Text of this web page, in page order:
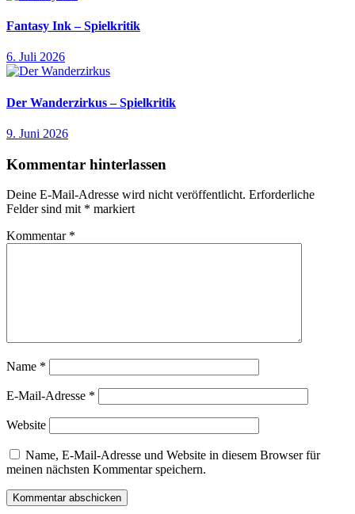
Fantasy Ink – Spielkritik
6. Juli 2026
Der Wanderzirkus – Spielkritik
9. Juni 2026
Kommentar hinterlassen
Deine E-Mail-Adresse wird nicht veröffentlicht. Erforderliche
Felder sind mit * markiert
Kommentar *
Name *
E-Mail-Adresse *
Website
Name, E-Mail-Adresse und Website in diesem Browser für
meinen nächsten Kommentar speichern.